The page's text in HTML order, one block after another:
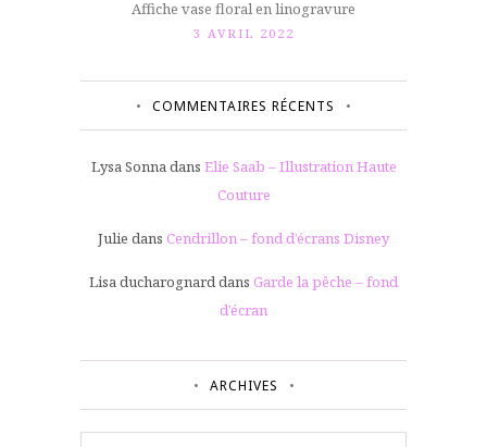
Affiche vase floral en linogravure
3 AVRIL 2022
COMMENTAIRES RÉCENTS
Lysa Sonnadans Elie Saab – Illustration Haute
Couture
Julie dans Cendrillon – fond d’écrans Disney
Lisa ducharognarddans Garde la pêche – fond
d’écran
ARCHIVES